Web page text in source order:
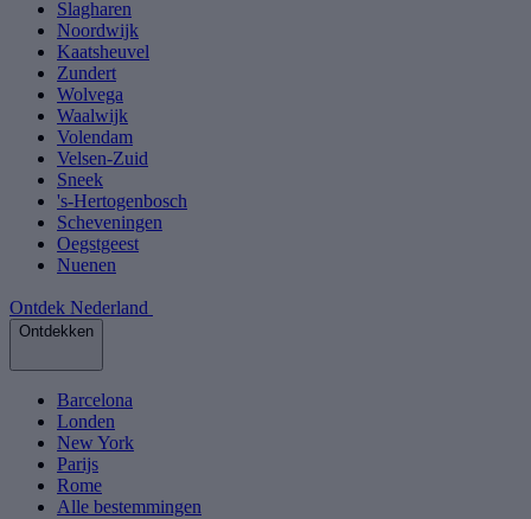
Slagharen
Noordwijk
Kaatsheuvel
Zundert
Wolvega
Waalwijk
Volendam
Velsen-Zuid
Sneek
's-Hertogenbosch
Scheveningen
Oegstgeest
Nuenen
Ontdek Nederland
Ontdekken
Barcelona
Londen
New York
Parijs
Rome
Alle bestemmingen